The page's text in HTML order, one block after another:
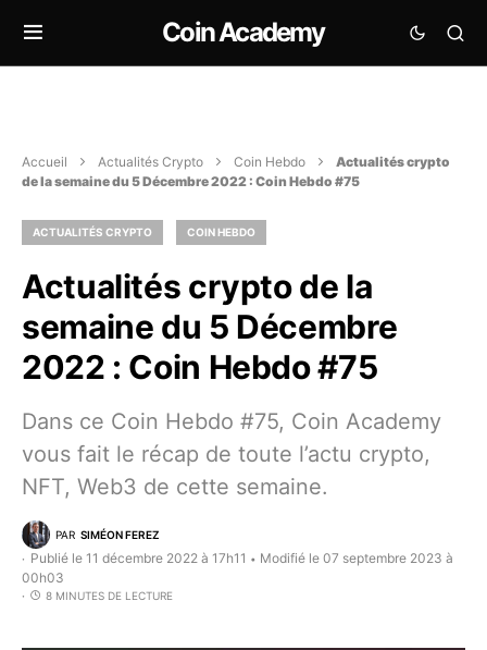
Coin Academy
Accueil Actualités Crypto Coin Hebdo
Actualités crypto
de la semaine du 5 Décembre 2022 : Coin Hebdo #75
ACTUALITÉS CRYPTO COIN HEBDO
Actualités crypto de la
semaine du 5 Décembre
2022 : Coin Hebdo #75
Dans ce Coin Hebdo #75, Coin Academy
vous fait le récap de toute l’actu crypto,
NFT, Web3 de cette semaine.
PAR SIMÉON FEREZ
Publié le 11 décembre 2022 à 17h11 • Modifié le 07 septembre 2023 à
00h03
8 MINUTES DE LECTURE